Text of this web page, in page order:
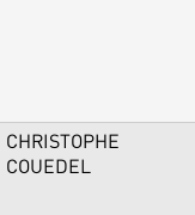
CHRISTOPHE
COUEDEL